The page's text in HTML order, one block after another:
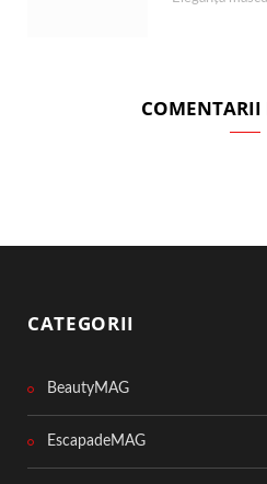
COMENTARII
CATEGORII
BeautyMAG
EscapadeMAG